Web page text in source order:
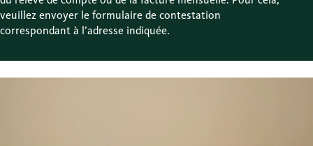
veuillez envoyer le formulaire de contestation
correspondant à l’adresse indiquée.